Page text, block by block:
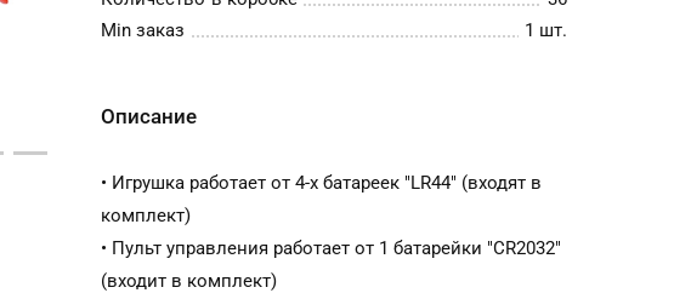
Min заказ
1 шт.
Описание
• Игрушка работает от 4-х батареек "LR44" (входят в
комплект)
• Пульт управления работает от 1 батарейки "CR2032"
(входит в комплект)